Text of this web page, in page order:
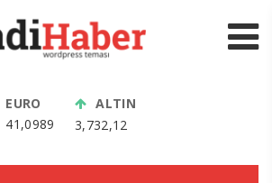
EURO
41,0989
ALTIN
3,732,12